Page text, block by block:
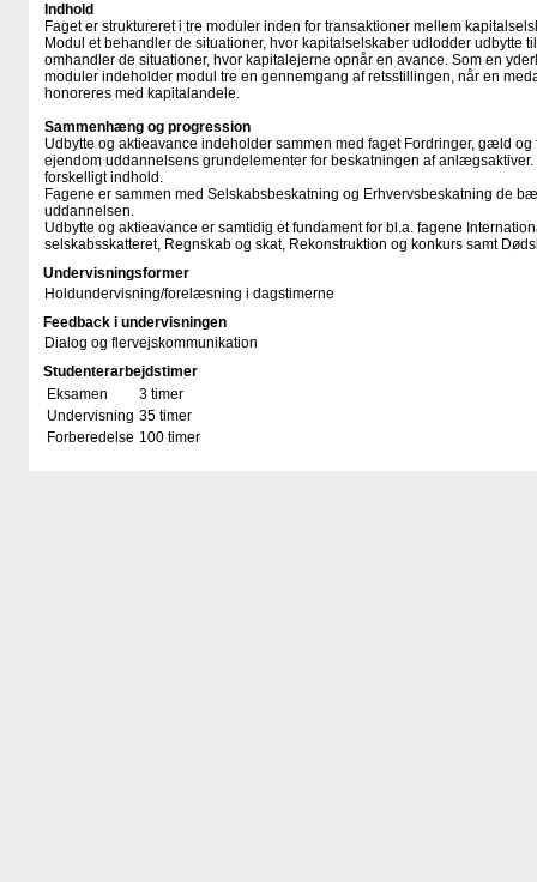
Indhold
Faget er struktureret i tre moduler inden for transaktioner mellem
Modul et behandler de situationer, hvor kapitalselskaber udlodder udbytte
omhandler de situationer, hvor kapitalejerne opnår en avance. Som en
moduler indeholder modul tre en gennemgang af retsstillingen, når en
honoreres med kapitalandele.
Sammenhæng og progression
Udbytte og aktieavance indeholder sammen med faget Fordringer, gæld
ejendom uddannelsens grundelementer for beskatningen af
forskelligt indhold.
Fagene er sammen med Selskabsbeskatning og Erhvervsbeskatning de
uddannelsen.
Udbytte og aktieavance er samtidig et fundament for bl.a. fagene
selskabsskatteret, Regnskab og skat, Rekonstruktion og konkurs samt
Undervisningsformer
Holdundervisning/​forelæsning i dagstimerne
Feedback i undervisningen
Dialog og flervejskommunikation
Studenterarbejdstimer
Eksamen
3 timer
Undervisning 35 timer
Forberedelse 100 timer